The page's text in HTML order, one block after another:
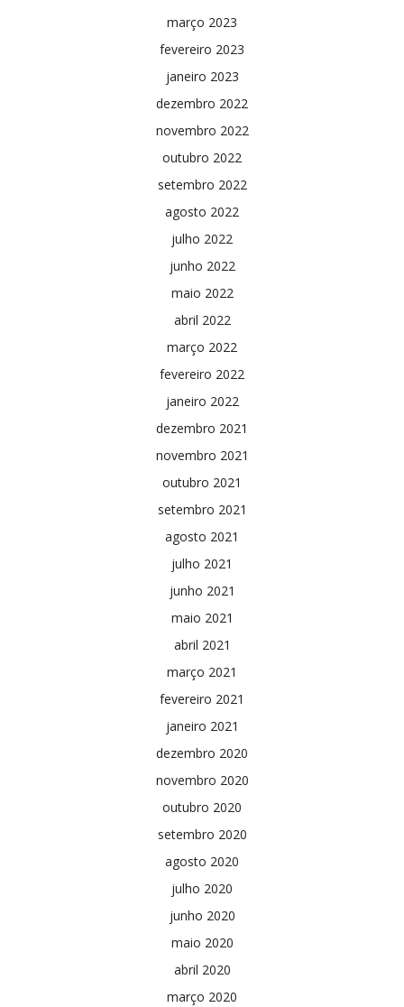
março 2023
fevereiro 2023
janeiro 2023
dezembro 2022
novembro 2022
outubro 2022
setembro 2022
agosto 2022
julho 2022
junho 2022
maio 2022
abril 2022
março 2022
fevereiro 2022
janeiro 2022
dezembro 2021
novembro 2021
outubro 2021
setembro 2021
agosto 2021
julho 2021
junho 2021
maio 2021
abril 2021
março 2021
fevereiro 2021
janeiro 2021
dezembro 2020
novembro 2020
outubro 2020
setembro 2020
agosto 2020
julho 2020
junho 2020
maio 2020
abril 2020
março 2020